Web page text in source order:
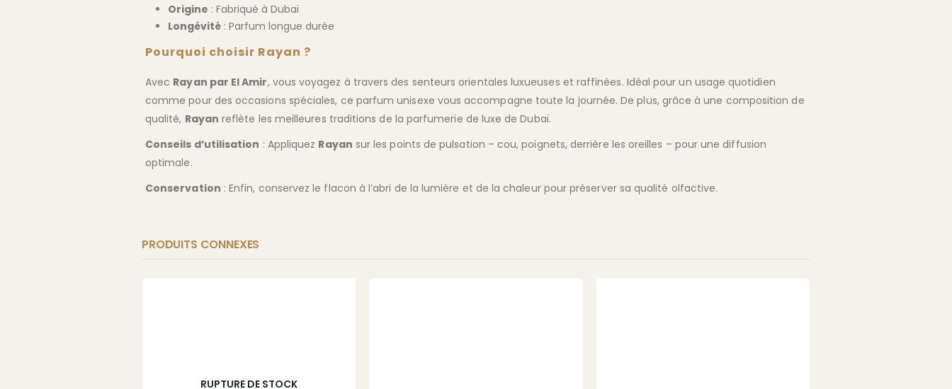
Origine : Fabriqué à Dubaï
Longévité : Parfum longue durée
Pourquoi choisir Rayan ?
Avec Rayan par El Amir, vous voyagez à travers des senteurs orientales luxueuses et raffinées. Idéal pour un usage quotidien
comme pour des occasions spéciales, ce parfum unisexe vous accompagne toute la journée. De plus, grâce à une composition de
qualité, Rayan reflète les meilleures traditions de la parfumerie de luxe de Dubaï.
Conseils d’utilisation : Appliquez Rayan sur les points de pulsation – cou, poignets, derrière les oreilles – pour une diffusion
optimale.
Conservation : Enfin, conservez le flacon à l’abri de la lumière et de la chaleur pour préserver sa qualité olfactive.
PRODUITS CONNEXES
RUPTURE DE STOCK